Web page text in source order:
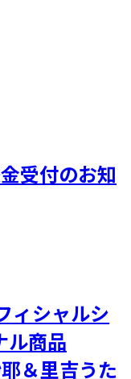
受付のお知
ィシャルシ
ル商品
＆里吉うた